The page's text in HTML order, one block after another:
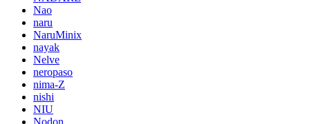
Nao
naru
NaruMinix
nayak
Nelve
neropaso
nima-Z
nishi
NIU
Nodon